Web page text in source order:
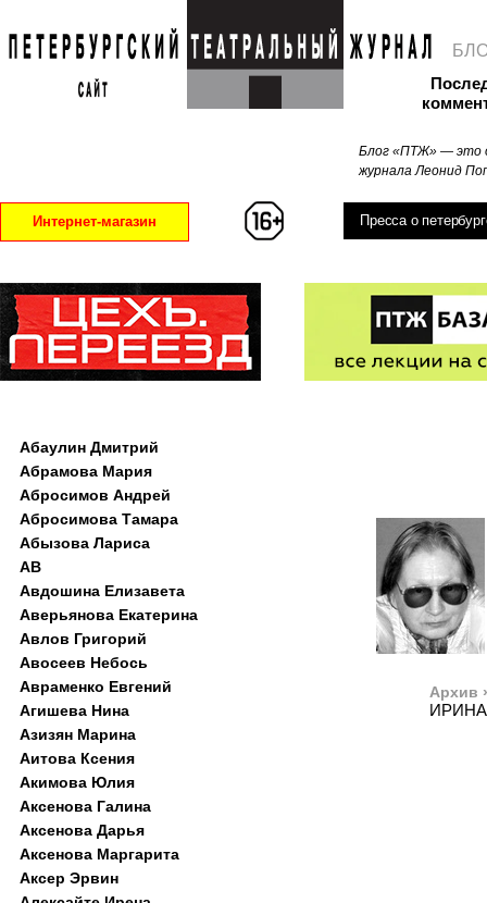
Блог «ПТЖ» — это
журнала Леонид
Интернет-магазин Пресса о
Архив
Абаулин Дмитрий
Абрамова Мария
Абросимов Андрей
Абросимова Тамара
Абызова Лариса
АВ
Авдошина Елизавета
Аверьянова Екатерина
Авлов Григорий
Авосеев Небось
Авраменко Евгений
Агишева Нина
Азизян Марина
Аитова Ксения
Акимова Юлия
Аксенова Галина
Аксенова Дарья
Аксенова Маргарита
Аксер Эрвин